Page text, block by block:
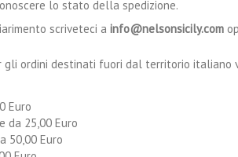
lo stato della spedizione.
scriveteci a info@nelsonsicily.com
gli ordini destinati fuori dal territorio italiano
Euro
da 25,00 Euro
50,00 Euro